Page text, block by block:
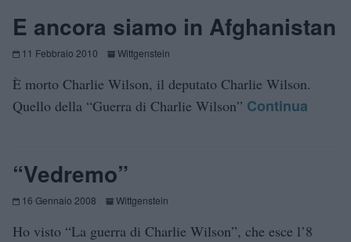
E ancora siamo in Afghanistan
11 Febbraio 2010 Wittgenstein
È morto Charlie Wilson, il deputato Charlie Wilson.
Quello della “Guerra di Charlie Wilson” Continua
“Vedremo”
16 Gennaio 2008 Wittgenstein
Ho visto “La guerra di Charlie Wilson”, che esce l’8